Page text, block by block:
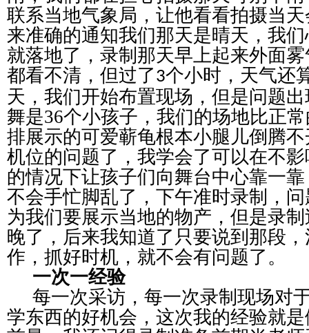
联系当地气象局，让他看看拍摄当
来准确的通知我们那天是晴天，我
就落地了，录制那天早上起来外面
都看不清，但过了3个小时， 天气还
天，我们开始布置现场，但是问题
舞是36个小孩子，我们的场地比正
排展示的可爱蕲龟根本小腿儿倒腾
机位的问题了，我学会了可以在不
的情况下让孩子们向舞台中心靠一
不会手忙脚乱了，下午准时录制，
为我们要展示当地的物产，但是录
晚了，后来我知道了只要说到那段
作，抓好时机，就不会有问题了。
一次一经验
每一次采访，每一次录制现场对
学东西的好机会，这次我的经验就